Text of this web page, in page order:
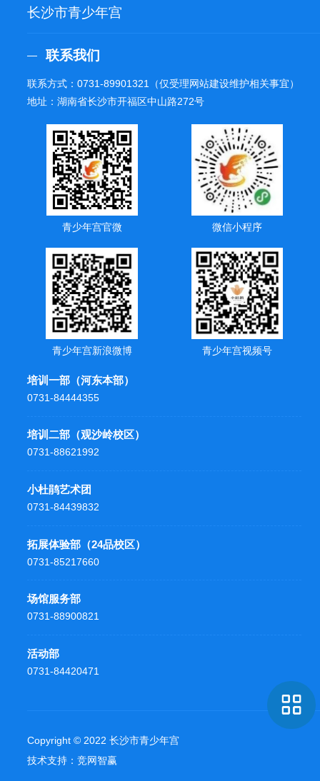
长沙市青少年宫
联系我们
联系方式：0731-89901321
（仅受理网站建设维护相关事宜）
地址：湖南省长沙市开福区中山路272号
青少年宫官微 微信小程序
青少年宫新浪微博 青少年宫视频号
培训一部（河东本部）
0731-84444355
培训二部（观沙岭校区）
0731-88621992
小杜鹃艺术团
0731-84439832
拓展体验部（24品校区）
0731-85217660
场馆服务部
0731-88900821
活动部
0731-84420471
Copyright © 2022 长沙市青少年宫
技术支持：竞网智赢